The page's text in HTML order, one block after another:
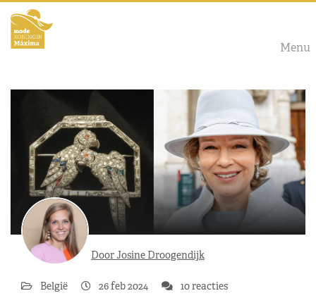
Menu
Door Josine Droogendijk
België 26 feb 2024 10 reacties